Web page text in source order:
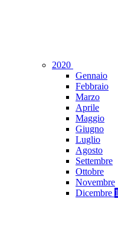
2020
Gennaio
Febbraio
Marzo
Aprile
Maggio
Giugno
Luglio
Agosto
Settembre
Ottobre
Novembre
Dicembre 1